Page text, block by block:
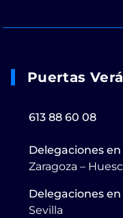
Puertas
613 88 60 08
Delegaciones
Zaragoza –
Delegaciones
Sevilla